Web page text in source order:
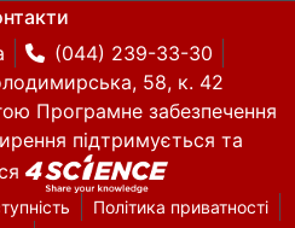
(044) 239-33-30
58, к. 42
Програмне забезпечення
підтримується та
Політика приватності